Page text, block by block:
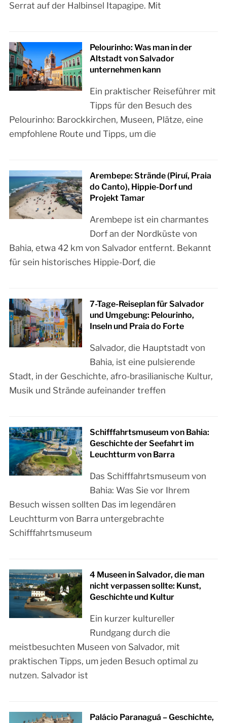
Serrat auf der Halbinsel Itapagipe. Mit
Pelourinho: Was man in der
Altstadt von Salvador
unternehmen kann
Ein praktischer Reiseführer mit
Tipps für den Besuch des
Pelourinho: Barockkirchen, Museen, Plätze, eine
empfohlene Route und Tipps, um die
Arembepe: Strände (Piruí, Praia
do Canto), Hippie-Dorf und
Projekt Tamar
Arembepe ist ein charmantes
Dorf an der Nordküste von
Bahia, etwa 42 km von Salvador entfernt. Bekannt
für sein historisches Hippie-Dorf, die
7-Tage-Reiseplan für Salvador
und Umgebung: Pelourinho,
Inseln und Praia do Forte
Salvador, die Hauptstadt von
Bahia, ist eine pulsierende
Stadt, in der Geschichte, afro-brasilianische Kultur,
Musik und Strände aufeinander treffen
Schifffahrtsmuseum von Bahia:
Geschichte der Seefahrt im
Leuchtturm von Barra
Das Schifffahrtsmuseum von
Bahia: Was Sie vor Ihrem
Besuch wissen sollten Das im legendären
Leuchtturm von Barra untergebrachte
Schifffahrtsmuseum
4 Museen in Salvador, die man
nicht verpassen sollte: Kunst,
Geschichte und Kultur
Ein kurzer kultureller
Rundgang durch die
meistbesuchten Museen von Salvador, mit
praktischen Tipps, um jeden Besuch optimal zu
nutzen. Salvador ist
Palácio Paranaguá – Geschichte,